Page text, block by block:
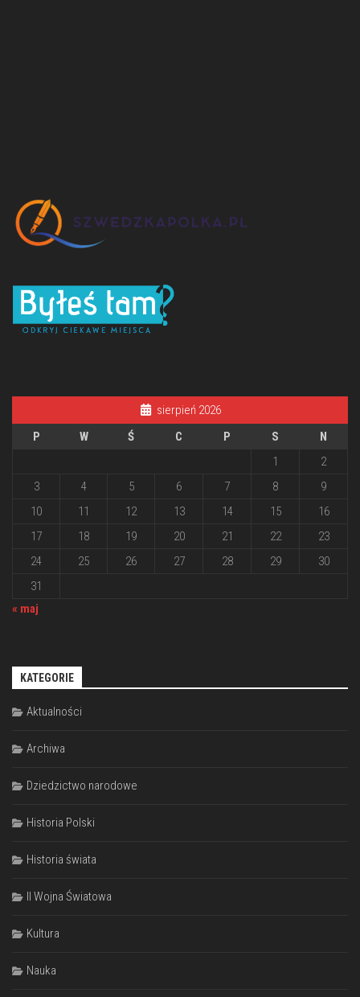
sierpień 2026
P
W Ś C P S
N
1
2
3
4 5 6 7 8
9
10
11 12 13 14 15
16
17
18 19 20 21 22
23
24
25 26 27 28 29
30
31
« maj
KATEGORIE
Aktualności
Archiwa
Dziedzictwo narodowe
Historia Polski
Historia świata
II Wojna Światowa
Kultura
Nauka